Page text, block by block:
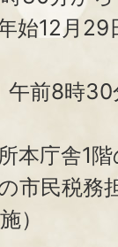
始12月
午前8時
本庁舎1
市民税務
）